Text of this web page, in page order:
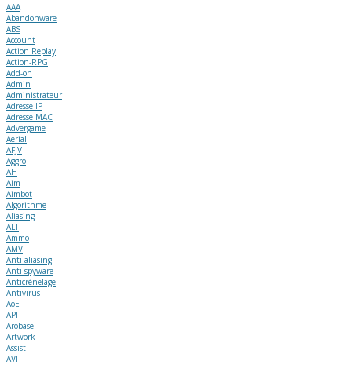
AAA
Abandonware
ABS
Account
Action Replay
Action-RPG
Add-on
Admin
Administrateur
Adresse IP
Adresse MAC
Advergame
Aerial
AFJV
Aggro
AH
Aim
Aimbot
Algorithme
Aliasing
ALT
Ammo
AMV
Anti-aliasing
Anti-spyware
Anticrénelage
Antivirus
AoE
API
Arobase
Artwork
Assist
AVI